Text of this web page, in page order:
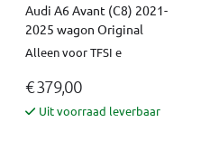
Audi A6 Avant (C8) 2021-
2025 wagon Original
Alleen voor TFSI e
€ 379,00
Uit voorraad leverbaar